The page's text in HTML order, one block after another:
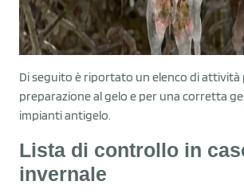
Di seguito è riportato un elenco di attività
preparazione al gelo e per una corretta
impianti antigelo.
Lista di controllo in
invernale